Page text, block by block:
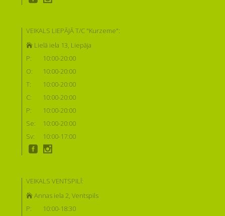
VEIKALS LIEPĀJĀ T/C "Kurzeme":
Lielā iela 13, Liepāja
P:
10:00-20:00
O:
10:00-20:00
T:
10:00-20:00
C:
10:00-20:00
P:
10:00-20:00
Se:
10:00-20:00
Sv:
10:00-17:00
VEIKALS VENTSPILĪ:
Annas iela 2, Ventspils
P:
10:00-18:30